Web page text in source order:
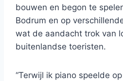
bouwen en begon te
Bodrum en op
wat de aandacht trok van
buitenlandse toeristen.
“Terwijl ik piano speelde